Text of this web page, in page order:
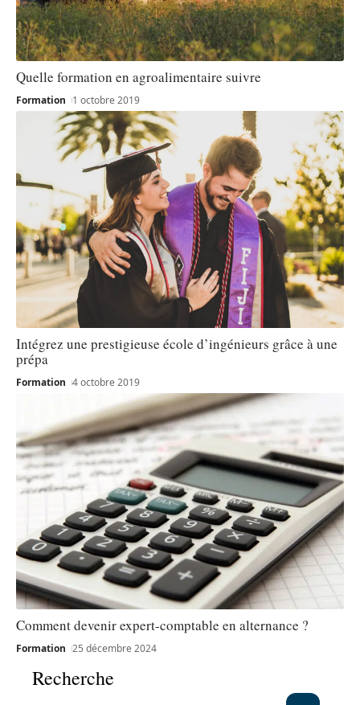
Quelle formation en agroalimentaire suivre
Formation 1 octobre 2019
Intégrez une prestigieuse école d’ingénieurs grâce à une
prépa
Formation 4 octobre 2019
Comment devenir expert-comptable en alternance ?
Formation 25 décembre 2024
Recherche